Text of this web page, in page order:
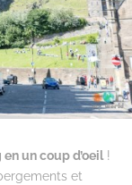
un coup d’oeil !
et